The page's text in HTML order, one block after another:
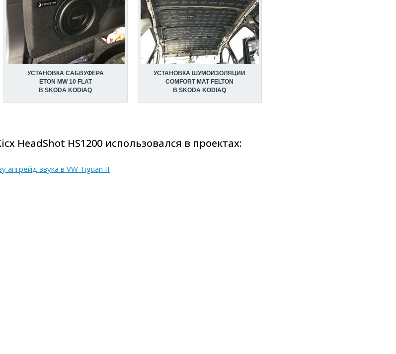
УСТАНОВКА САБВУФЕРА
ETON MW 10 FLAT
В SKODA KODIAQ
УСТАНОВКА ШУМОИЗОЛЯЦИИ
COMFORT MAT FELTON
В SKODA KODIAQ
HeadShot HS1200 использовался в проектах:
апгрейд звука в VW Tiguan II